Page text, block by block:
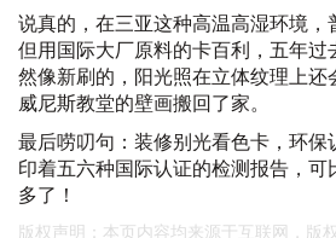
说真的，在三亚这种高温高湿环境，
但用国际大厂原料的卡百利，五年过
然像新刷的，阳光照在立体纹理上还
威尼斯教堂的壁画搬回了家。
最后唠叨句：装修别光看色卡，环保
印着五六种国际认证的检测报告，
多了！
版权声明：本页内容均来源于互联网，版